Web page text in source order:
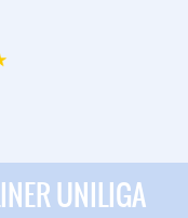
UNILIGA